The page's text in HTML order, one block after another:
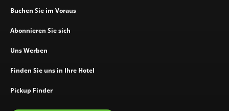
Buchen Sie im Voraus
Abonnieren Sie sich
Uns Werben
Finden Sie uns in Ihre Hotel
Pickup Finder